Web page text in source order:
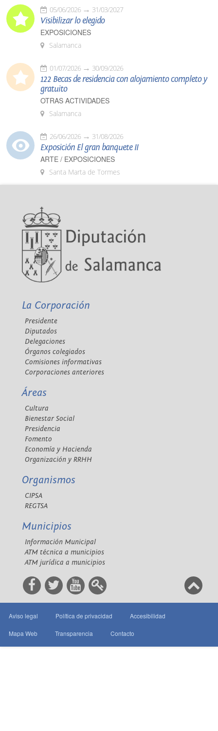
05/06/2026 31/03/2027
Visibilizar lo elegido
EXPOSICIONES
Salamanca
01/07/2026 30/09/2026
122 Becas de residencia con alojamiento completo y
gratuito
OTRAS ACTIVIDADES
Salamanca
26/06/2026 31/08/2026
Exposición El gran banquete II
ARTE / EXPOSICIONES
Santa Marta de Tormes
La Corporación
Presidente
Diputados
Delegaciones
Órganos colegiados
Comisiones informativas
Corporaciones anteriores
Áreas
Cultura
Bienestar Social
Presidencia
Fomento
Economía y Hacienda
Organización y RRHH
Organismos
CIPSA
REGTSA
Municipios
Información Municipal
ATM técnica a municipios
ATM jurídica a municipios
Aviso legal Política de privacidad Accesibilidad
Mapa Web Transparencia Contacto